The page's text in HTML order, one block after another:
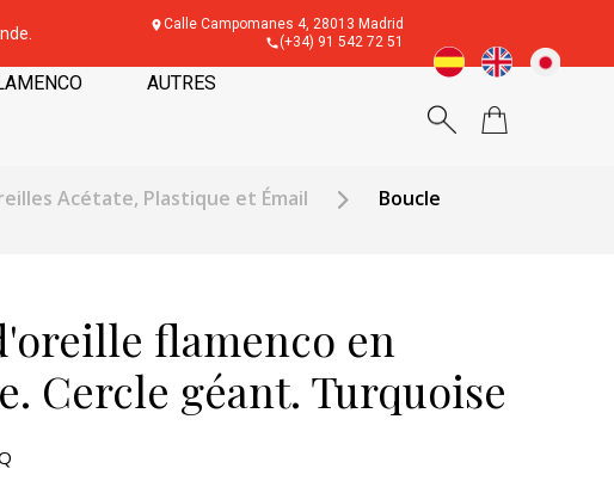
Calle Campomanes 4, 28013 Madrid
(+34) 91 542 72 51
AUTRES
Acétate, Plastique et Émail
Boucle
flamenco en
Cercle géant. Turquoise